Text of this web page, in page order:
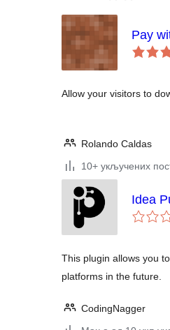
Pay
Allow your visitors to
Rolando Caldas
10+ укључених
Idea
This plugin allows you
platforms in the future.
CodingNagger